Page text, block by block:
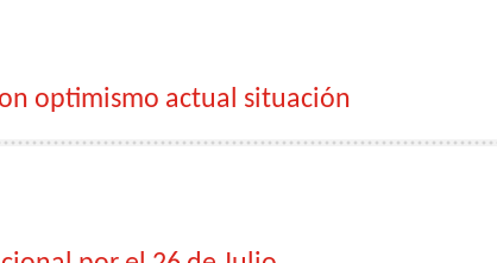
optimismo actual situación